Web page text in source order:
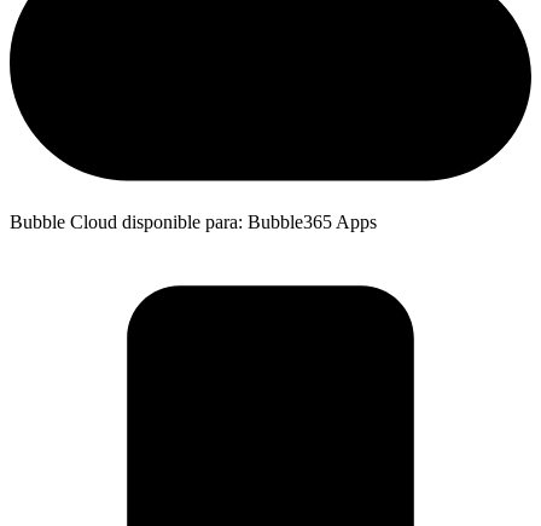
Bubble Cloud disponible para: Bubble365 Apps